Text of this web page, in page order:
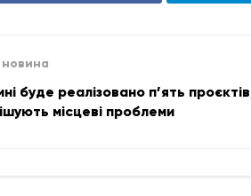
буде реалізовано п’ять
місцеві проблеми